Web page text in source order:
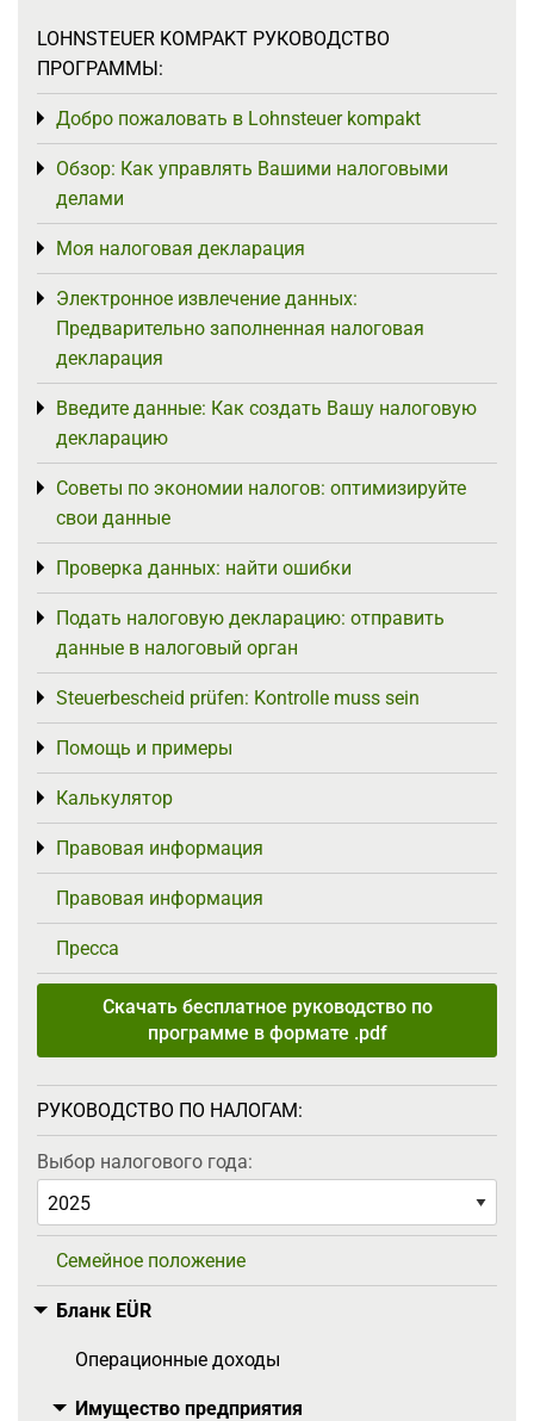
LOHNSTEUER KOMPAKT РУКОВОДСТВО
ПРОГРАММЫ:
Добро пожаловать в Lohnsteuer kompakt
Toggle menu
Обзор: Как управлять Вашими налоговыми
делами
Toggle menu
Моя налоговая декларация
Toggle menu
Электронное извлечение данных:
Предварительно заполненная налоговая
декларация
Toggle menu
Введите данные: Как создать Вашу налоговую
декларацию
Toggle menu
Советы по экономии налогов: оптимизируйте
свои данные
Toggle menu
Проверка данных: найти ошибки
Toggle menu
Подать налоговую декларацию: отправить
данные в налоговый орган
Toggle menu
Steuerbescheid prüfen: Kontrolle muss sein
Toggle menu
Помощь и примеры
Toggle menu
Калькулятор
Toggle menu
Правовая информация
Toggle menu
Правовая информация
Пресса
Скачать бесплатное руководство по
программе в формате .pdf
РУКОВОДСТВО ПО НАЛОГАМ:
Выбор налогового года:
Семейное положение
Бланк EÜR
Toggle menu
Операционные доходы
Имущество предприятия
Toggle menu